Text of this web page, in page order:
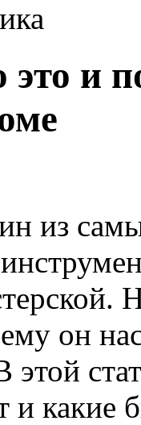
и
из
он
этой
и какие